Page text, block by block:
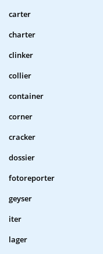
carter
charter
clinker
collier
container
corner
cracker
dossier
fotoreporter
geyser
iter
lager